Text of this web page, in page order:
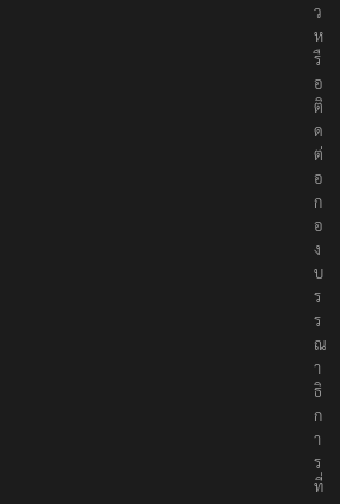
ว
ห
รื
อ
ติ
ด
ต่
อ
ก
อ
ง
บ
ร
ร
ณ
า
ธิ
ก
า
ร
ที่